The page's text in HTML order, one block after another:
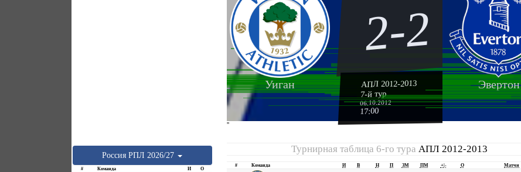
Россия РПЛ 2026/27
# Команда И О
Уиган Эвертон
2-2
АПЛ 2012-2013
7-й тур
06.10.2012
17:00
''
Турнирная таблица 6-го тураАПЛ 2012-2013
# Команда И В Н П ЗМ ПМ +|- О Матчи